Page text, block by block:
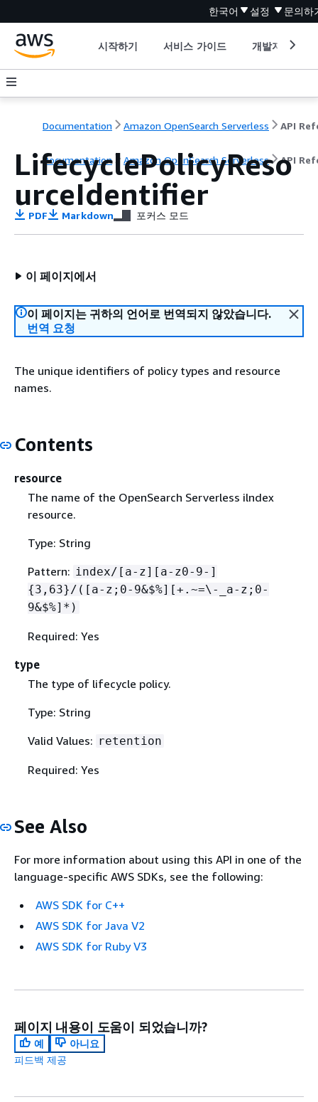
한국어 설정 문의하
시작하기 서비스 가이드 개발자 도구
Documentation Amazon OpenSearch Serverless
Documentation Amazon OpenSearch Serverless API
LifecyclePolicyReso
urceIdentifier
PDF Markdown 포커스 모드
이 페이지에서
이 페이지는 귀하의 언어로 번역되지 않았습니다.
번역 요청
The unique identifiers of policy types and resource
names.
Contents
resource
The name of the OpenSearch Serverless ilndex
resource.
Type: String
Pattern: index/[a-z][a-z0-9-]
{3,63}/([a-z;0-9&$%][+.~=\-_a-z;0-
9&$%]*)
Required: Yes
type
The type of lifecycle policy.
Type: String
Valid Values: retention
Required: Yes
See Also
For more information about using this API in one of the
language-specific AWS SDKs, see the following:
AWS SDK for C++
AWS SDK for Java V2
AWS SDK for Ruby V3
페이지 내용이 도움이 되었습니까?
예
아니요
피드백 제공